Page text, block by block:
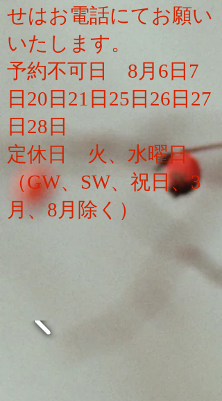
せはお電話にてお願い
いたします。
​予約不可日 8月6日7
日20日21日25日26日27
日28日
定休日 火、水曜日
（GW、SW、祝日、3
月、8月除く）